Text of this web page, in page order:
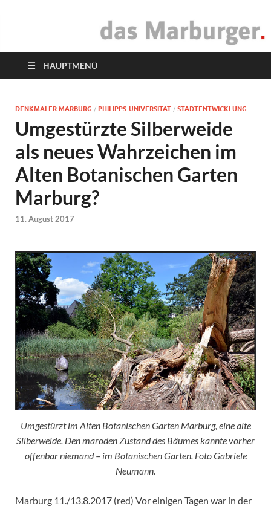
das Marburger.
HAUPTMENÜ
DENKMÄLER MARBURG / PHILIPPS-UNIVERSITÄT / STADTENTWICKLUNG
Umgestürzte Silberweide
als neues Wahrzeichen im
Alten Botanischen Garten
Marburg?
11. August 2017
Umgestürzt im Alten Botanischen Garten Marburg, eine alte
Silberweide. Den maroden Zustand des Bäumes kannte vorher
offenbar niemand – im Botanischen Garten. Foto Gabriele
Neumann.
Marburg 11./13.8.2017 (red) Vor einigen Tagen war in der